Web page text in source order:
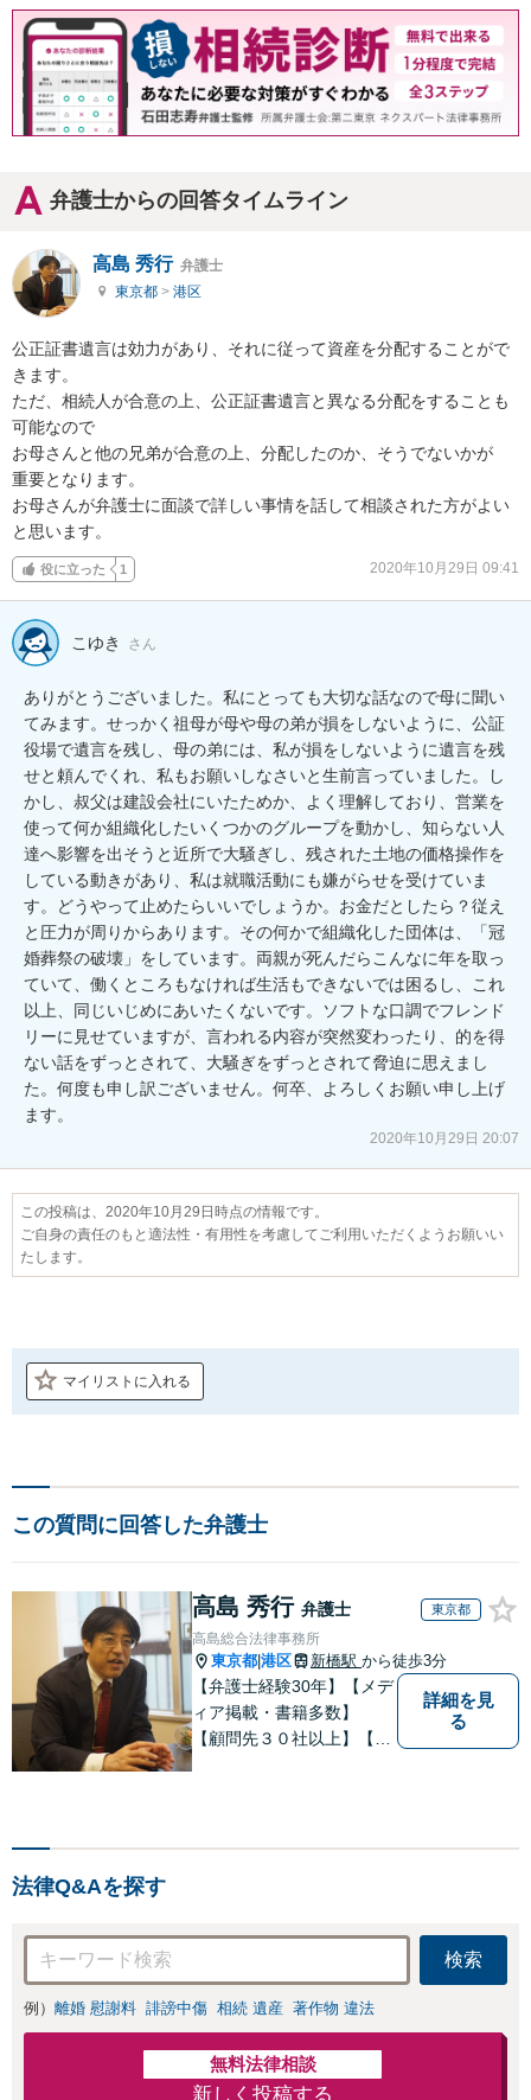
弁護士からの回答タイムライン
高島 秀行 弁護士
東京都 > 港区
公正証書遺言は効力があり、それに従って資産を分配することがで
きます。
ただ、相続人が合意の上、公正証書遺言と異なる分配をすることも
可能なので
お母さんと他の兄弟が合意の上、分配したのか、そうでないかが
重要となります。
お母さんが弁護士に面談で詳しい事情を話して相談された方がよい
と思います。
役に立った 1 2020年10月29日 09:41
こゆき さん
ありがとうございました。私にとっても大切な話なので母に聞い
てみます。せっかく祖母が母や母の弟が損をしないように、公証
役場で遺言を残し、母の弟には、私が損をしないように遺言を残
せと頼んでくれ、私もお願いしなさいと生前言っていました。し
かし、叔父は建設会社にいたためか、よく理解しており、営業を
使って何か組織化したいくつかのグループを動かし、知らない人
達へ影響を出そうと近所で大騒ぎし、残された土地の価格操作を
している動きがあり、私は就職活動にも嫌がらせを受けていま
す。どうやって止めたらいいでしょうか。お金だとしたら？従え
と圧力が周りからあります。その何かで組織化した団体は、「冠
婚葬祭の破壊」をしています。両親が死んだらこんなに年を取っ
ていて、働くところもなければ生活もできないでは困るし、これ
以上、同じいじめにあいたくないです。ソフトな口調でフレンド
リーに見せていますが、言われる内容が突然変わったり、的を得
ない話をずっとされて、大騒ぎをずっとされて脅迫に思えまし
た。何度も申し訳ございません。何卒、よろしくお願い申し上げ
ます。
2020年10月29日 20:07
この投稿は、2020年10月29日時点の情報です。
ご自身の責任のもと適法性・有用性を考慮してご利用いただくようお願いい
たします。
マイリストに入れる
この質問に回答した弁護士
高島 秀行 弁護士 東京都
高島総合法律事務所
東京都 港区 新橋駅 から徒歩3分
【弁護士経験30年】【メデ
ィア掲載・書籍多数】
【顧問先３０社以上】【相
詳細を見
る
法律Q&Aを探す
検索
例） 離婚 慰謝料 誹謗中傷 相続 遺産 著作物 違法
無料法律相談
新しく投稿する